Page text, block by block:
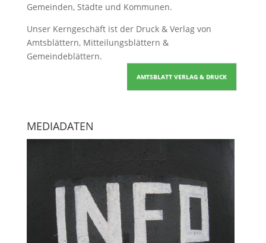
Gemeinden, Städte und Kommunen.
Unser Kerngeschäft ist der Druck & Verlag von
Amtsblättern, Mitteilungsblättern &
Gemeindeblättern.
AMTSBLATT VERLAG & DRUCK
MEDIADATEN